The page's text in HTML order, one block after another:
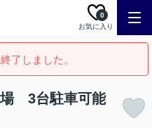
お気に入り
0
了しました。
場 3台駐車可能